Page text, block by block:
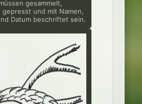
gesammelt,
gepresst und mit Namen,
Datum beschrif­tet sein.